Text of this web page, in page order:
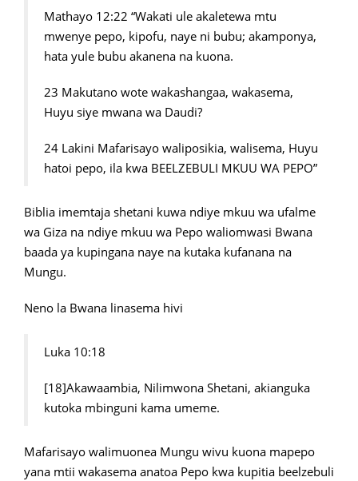
Mathayo 12:22 “Wakati ule akaletewa mtu
mwenye pepo, kipofu, naye ni bubu; akamponya,
hata yule bubu akanena na kuona.
23 Makutano wote wakashangaa, wakasema,
Huyu siye mwana wa Daudi?
24 Lakini Mafarisayo waliposikia, walisema, Huyu
hatoi pepo, ila kwa BEELZEBULI MKUU WA PEPO”
Biblia imemtaja shetani kuwa ndiye mkuu wa ufalme
wa Giza na ndiye mkuu wa Pepo waliomwasi Bwana
baada ya kupingana naye na kutaka kufanana na
Mungu.
Neno la Bwana linasema hivi
Luka 10:18
[18]Akawaambia, Nilimwona Shetani, akianguka
kutoka mbinguni kama umeme.
Mafarisayo walimuonea Mungu wivu kuona mapepo
yana mtii wakasema anatoa Pepo kwa kupitia beelzebuli